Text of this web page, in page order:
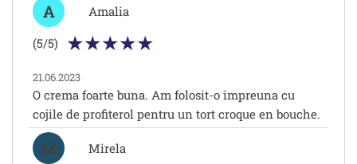
A
Amalia
(5/5)
21.06.2023
O crema foarte buna. Am folosit-o impreuna cu
cojile de profiterol pentru un tort croque en bouche.
M
Mirela